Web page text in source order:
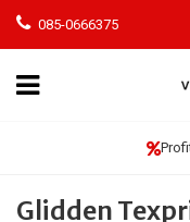
085-0666375
Glidden